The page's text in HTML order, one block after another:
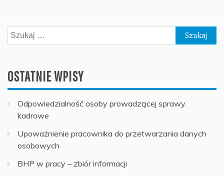
Szukaj:
OSTATNIE WPISY
Odpowiedzialność osoby prowadzącej sprawy
kadrowe
Upoważnienie pracownika do przetwarzania danych
osobowych
BHP w pracy – zbiór informacji